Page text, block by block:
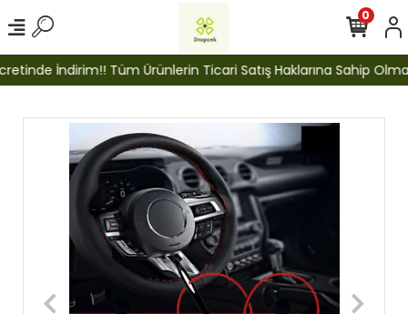
İndirim!! Tüm Ürünlerin Ticari Satış Haklarına Sahip
0